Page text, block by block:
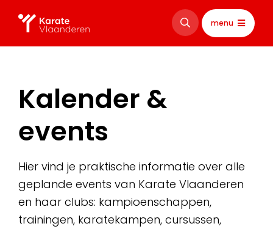
menu
Kalender &
events
Hier vind je praktische informatie over alle
geplande events van Karate Vlaanderen
en haar clubs: kampioenschappen,
trainingen, karatekampen, cursussen,